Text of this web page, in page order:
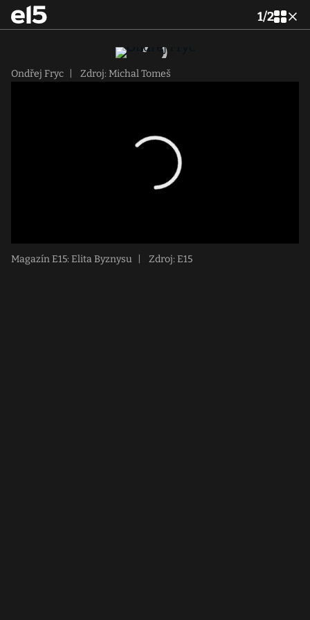
1/2
Ondřej Fryc Zdroj: Michal Tomeš
Magazín E15: Elita Byznysu Zdroj: E15